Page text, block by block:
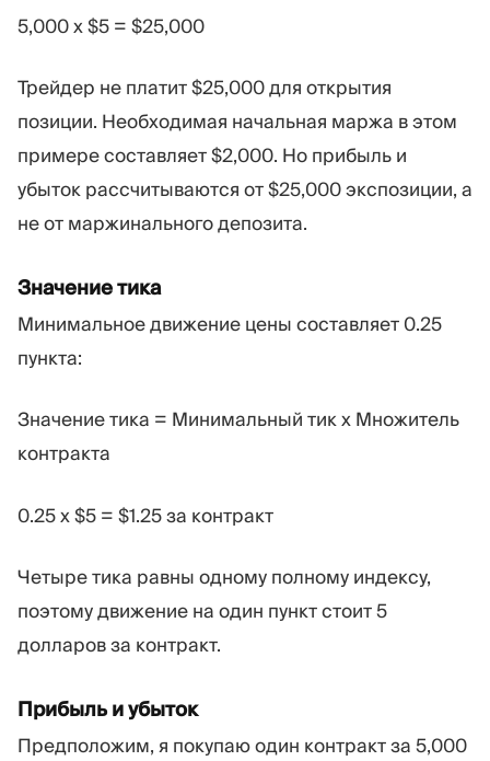
5,000 x $5 = $25,000
Трейдер не платит $25,000 для открытия
позиции. Необходимая начальная маржа в этом
примере составляет $2,000. Но прибыль и
убыток рассчитываются от $25,000 экспозиции, а
не от маржинального депозита.
Значение тика
Минимальное движение цены составляет 0.25
пункта:
Значение тика = Минимальный тик x Множитель
контракта
0.25 x $5 = $1.25 за контракт
Четыре тика равны одному полному индексу,
поэтому движение на один пункт стоит 5
долларов за контракт.
Прибыль и убыток
Предположим, я покупаю один контракт за 5,000